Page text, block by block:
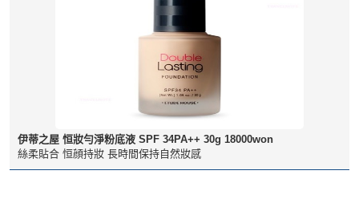
伊蒂之屋 恒妝勻淨粉底液 SPF 34PA++ 30g 18000won
絲柔貼合 恒顔持妝 長時間保持自然妝感